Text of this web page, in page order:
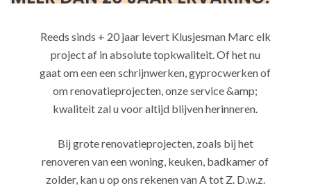
Reeds sinds + 20 jaar levert Klusjesman Marc elk
project af in absolute topkwaliteit. Of het nu
gaat om een een schrijnwerken, gyprocwerken of
om renovatieprojecten, onze service &amp;
kwaliteit zal u voor altijd blijven herinneren.
Bij grote renovatieprojecten, zoals bij het
renoveren van een woning, keuken, badkamer of
zolder, kan u op ons rekenen van A tot Z. D.w.z.